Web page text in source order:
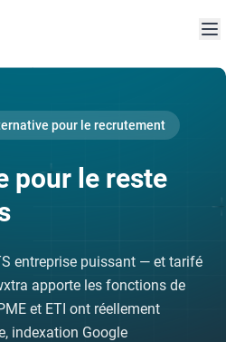
pour le recrutement
pour le reste
entreprise puissant — et tarifé
apporte les fonctions de
et ETI ont réellement
indexation Google